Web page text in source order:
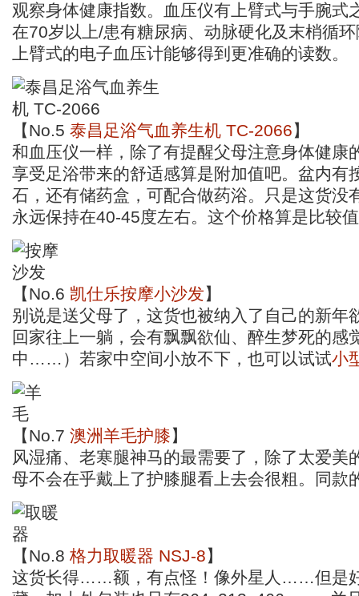
观察身体健康指数。血压仪有上臂式与手腕式
在70岁以上/患有糖尿病、动脉硬化及末梢循
上臂式的电子血压计能够得到更准确的读数。
【No.5 泰昌足浴气血养生机 TC-2066】
和血压仪一样，除了有提醒父母注意身体健康
享受足浴带来的舒适感算是附加值吧。盆内有
石，还有储药盒，可配合做药浴。只是这货没
永远保持在40-45度左右。这个价格算是比较
【No.6 凯仕乐按摩小沙发】
别说是送父母了，这货也被纳入了自己的新年
回家往上一躺，会有飘飘欲仙、醉生梦死的感
中……）若家中空间小放不下，也可以试试小
【No.7 澳洲羊毛护膝】
风湿痛、老寒腿神马的最需要了，除了太爱美
母不会在乎戴上了护膝腿看上去会很粗。同款
【No.8 格力取暖器 NSJ-8】
这货长得……额，有点怪！像外星人……但是